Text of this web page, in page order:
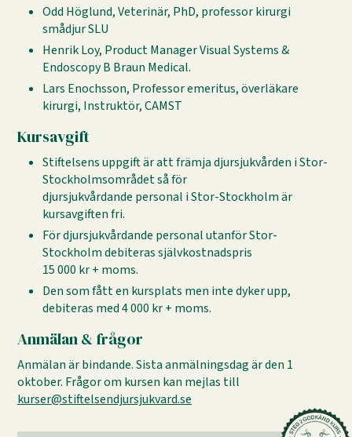
Odd Höglund, Veterinär, PhD, professor kirurgi
smådjur SLU
Henrik Loy, Product Manager Visual Systems &
Endoscopy B Braun Medical.
Lars Enochsson, Professor emeritus, överläkare
kirurgi, Instruktör, CAMST
Kursavgift
Stiftelsens uppgift är att främja djursjukvården i Stor-
Stockholmsområdet så för
djursjukvårdande personal i Stor-Stockholm är
kursavgiften fri.
För djursjukvårdande personal utanför Stor-
Stockholm debiteras självkostnadspris
15 000 kr + moms.
Den som fått en kursplats men inte dyker upp,
debiteras med 4 000 kr + moms.
Anmälan & frågor
Anmälan är bindande. Sista anmälningsdag är den 1
oktober. Frågor om kursen kan mejlas till
kurser@stiftelsendjursjukvard.se